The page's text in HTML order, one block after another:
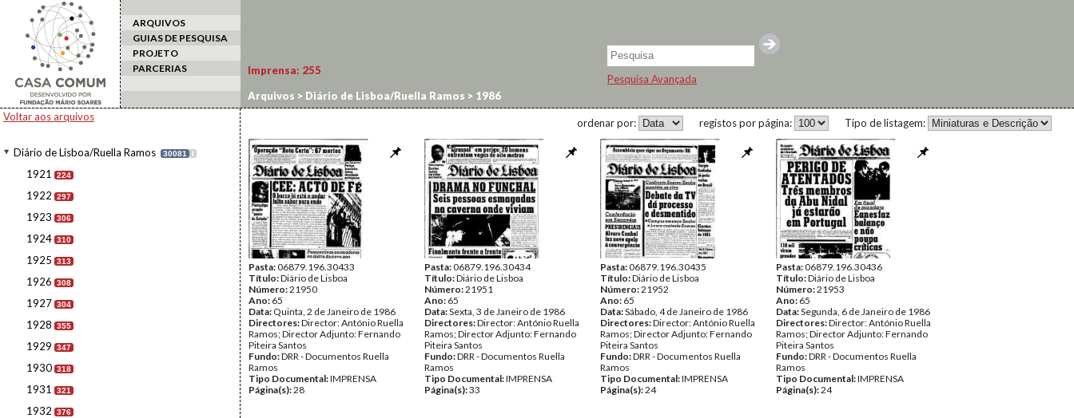
ARQUIVOS
GUIAS DE PESQUISA
PROJETO
PARCERIAS
Pesquisa Avançada
Voltar aos arquivos
Diário de Lisboa/Ruella Ramos 30081 I
1921 224
1922 297
1923 306
1924 310
1925 313
1926 308
1927 304
1928 355
1929 347
1930 318
1931 321
1932 376
Imprensa: 255
Arquivos > Diário de Lisboa/Ruella Ramos > 1986
Tipo de listagem:
registos por página:
ordenar por:
Pasta:06879.196.30433
Título:Diário de Lisboa
Número:21950
Ano: 65
Data: Quinta, 2 de Janeiro de 1986
Directores:Director: António Ruella
Ramos; Director Adjunto: Fernando
Piteira Santos
Fundo:DRR - Documentos Ruella
Ramos
Tipo Documental:IMPRENSA
Página(s):28
Pasta:06879.196.30434
Título:Diário de Lisboa
Número:21951
Ano: 65
Data:Sexta, 3 de Janeiro de 1986
Directores:Director: António Ruella
Ramos; Director Adjunto: Fernando
Piteira Santos
Fundo:DRR - Documentos Ruella
Ramos
Tipo Documental:IMPRENSA
Página(s):33
Pasta:06879.196.30435
Título:Diário de Lisboa
Número:21952
Ano: 65
Data:Sábado, 4 de Janeiro de 1986
Directores:Director: António Ruella
Ramos; Director Adjunto: Fernando
Piteira Santos
Fundo:DRR - Documentos Ruella
Ramos
Tipo Documental:IMPRENSA
Página(s):24
Pasta:06879.196.30436
Título:Diário de Lisboa
Número:21953
Ano: 65
Data:Segunda, 6 de Janeiro de 1986
Directores:Director: António Ruella
Ramos; Director Adjunto: Fernando
Piteira Santos
Fundo:DRR - Documentos Ruella
Ramos
Tipo Documental:IMPRENSA
Página(s):24